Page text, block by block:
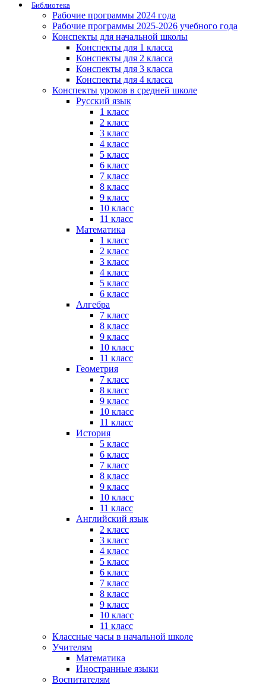
Библиотека
Рабочие программы 2024 года
Рабочие программы 2025-2026 учебного года
Конспекты для начальной школы
Конспекты для 1 класса
Конспекты для 2 класса
Конспекты для 3 класса
Конспекты для 4 класса
Конспекты уроков в средней школе
Русский язык
1 класс
2 класс
3 класс
4 класс
5 класс
6 класс
7 класс
8 класс
9 класс
10 класс
11 класс
Математика
1 класс
2 класс
3 класс
4 класс
5 класс
6 класс
Алгебра
7 класс
8 класс
9 класс
10 класс
11 класс
Геометрия
7 класс
8 класс
9 класс
10 класс
11 класс
История
5 класс
6 класс
7 класс
8 класс
9 класс
10 класс
11 класс
Английский язык
2 класс
3 класс
4 класс
5 класс
6 класс
7 класс
8 класс
9 класс
10 класс
11 класс
Классные часы в начальной школе
Учителям
Математика
Иностранные языки
Воспитателям